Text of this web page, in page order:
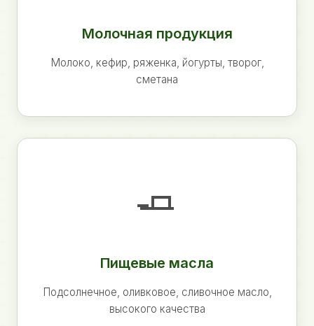
Молочная продукция
Молоко, кефир, ряженка, йогурты, творог,
сметана
🧈
Пищевые масла
Подсолнечное, оливковое, сливочное масло,
высокого качества